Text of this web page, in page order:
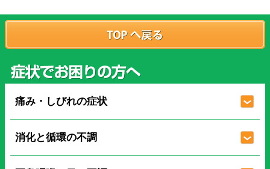
痛み・しびれの症状
消化と循環の不調